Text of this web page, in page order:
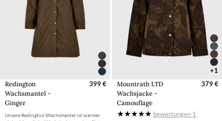
Redington
Wachsmantel -
Ginger
399 €
Unsere Redington Wachsmantel ist wärmer
+1
Mountrath LTD
Wachsjacke -
Camouflage
379 €
bewertungen 1